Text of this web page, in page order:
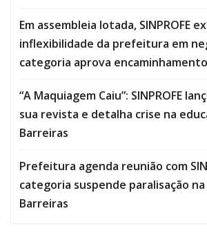
Em assembleia lotada, SINPROFE
inflexibilidade da prefeitura em
categoria aprova
“A Maquiagem Caiu”: SINPROFE
sua revista e detalha crise na
Barreiras
Prefeitura agenda reunião com
categoria suspende paralisação
Barreiras